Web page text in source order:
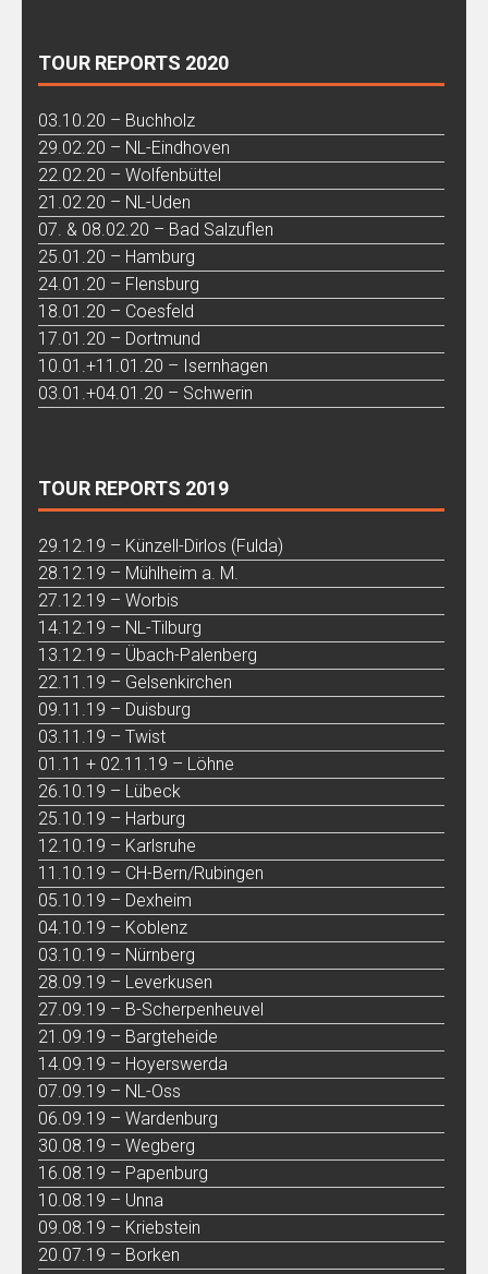
TOUR REPORTS 2020
03.10.20 – Buchholz
29.02.20 – NL-Eindhoven
22.02.20 – Wolfenbüttel
21.02.20 – NL-Uden
07. & 08.02.20 – Bad Salzuflen
25.01.20 – Hamburg
24.01.20 – Flensburg
18.01.20 – Coesfeld
17.01.20 – Dortmund
10.01.+11.01.20 – Isernhagen
03.01.+04.01.20 – Schwerin
TOUR REPORTS 2019
29.12.19 – Künzell-Dirlos (Fulda)
28.12.19 – Mühlheim a. M.
27.12.19 – Worbis
14.12.19 – NL-Tilburg
13.12.19 – Übach-Palenberg
22.11.19 – Gelsenkirchen
09.11.19 – Duisburg
03.11.19 – Twist
01.11 + 02.11.19 – Löhne
26.10.19 – Lübeck
25.10.19 – Harburg
12.10.19 – Karlsruhe
11.10.19 – CH-Bern/Rubingen
05.10.19 – Dexheim
04.10.19 – Koblenz
03.10.19 – Nürnberg
28.09.19 – Leverkusen
27.09.19 – B-Scherpenheuvel
21.09.19 – Bargteheide
14.09.19 – Hoyerswerda
07.09.19 – NL-Oss
06.09.19 – Wardenburg
30.08.19 – Wegberg
16.08.19 – Papenburg
10.08.19 – Unna
09.08.19 – Kriebstein
20.07.19 – Borken